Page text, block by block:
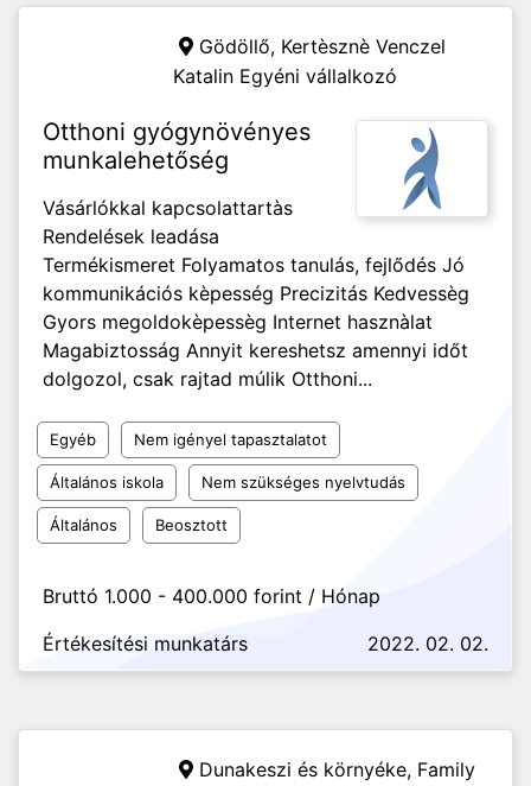
Gödöllő, Kertèsznè Venczel
Katalin Egyéni vállalkozó
Otthoni gyógynövényes
munkalehetőség
Vásárlókkal kapcsolattartàs
Rendelések leadása
Termékismeret Folyamatos tanulás, fejlődés Jó
kommunikációs kèpesség Precizitás Kedvessèg
Gyors megoldokèpessèg Internet hasznàlat
Magabiztosság Annyit kereshetsz amennyi időt
dolgozol, csak rajtad múlik Otthoni...
Egyéb Nem igényel tapasztalatot
Általános iskola Nem szükséges nyelvtudás
Általános Beosztott
Bruttó 1.000 - 400.000 forint / Hónap
Értékesítési munkatárs
2022. 02. 02.
Dunakeszi és környéke, Family